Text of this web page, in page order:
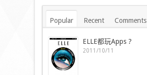
Popular Recent Comments
ELLE都玩Apps ?
2011/10/11